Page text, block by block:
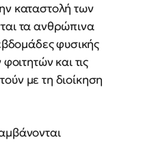
καταστολή των
τα ανθρώπινα
φυσικής
και τις
με τη διοίκηση